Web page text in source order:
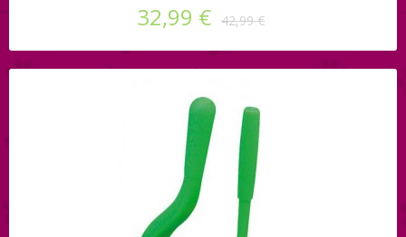
32,99 € 42,99 €